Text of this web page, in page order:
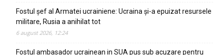
Fostul șef al Armatei ucrainiene: Ucraina și-a epuizat resursele
militare, Rusia a anihilat tot
6 august 2026, 12:24
Fostul ambasador ucrainean in SUA pus sub acuzare pentru